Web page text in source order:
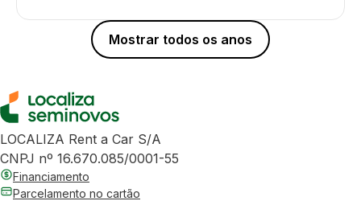
Mostrar todos os anos
LOCALIZA Rent a Car S/A
CNPJ nº 16.670.085/0001-55
Financiamento
Parcelamento no cartão